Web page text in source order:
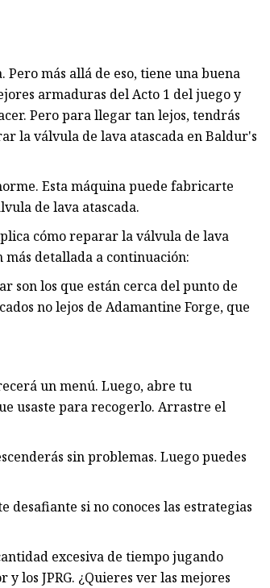
más allá de eso, tiene una buena
armaduras del Acto 1 del juego y
Pero para llegar tan lejos, tendrás
la válvula de lava atascada en Baldur's
Esta máquina puede fabricarte
de lava atascada.
cómo reparar la válvula de lava
más detallada a continuación:
son los que están cerca del punto de
no lejos de Adamantine Forge, que
un menú. Luego, abre tu
usaste para recogerlo. Arrastre el
sin problemas. Luego puedes
si no conoces las estrategias
excesiva de tiempo jugando
los JPRG. ¿Quieres ver las mejores